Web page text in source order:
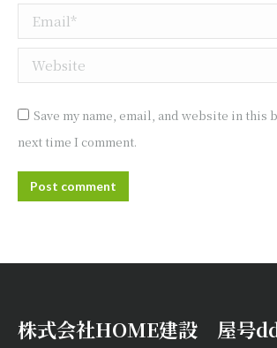
Email *
Website
Save my name, email, and website in this
next time I comment.
Post comment
株式会社HOME建設 屋号